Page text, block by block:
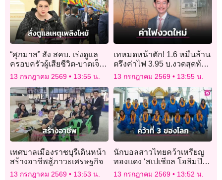
“ศุภมาส” สั่ง สคบ. เร่งดูแล
ครอบครัวผู้เสียชีวิต-บาดเจ็บ
เหตุไฟไหม้โรงเบียร์​ ณ
ลาดพร้าว
13 กรกฎาคม 2569 13:55 น.
เทหมดหน้าตัก! 1.6 หมื่นล้าน
ตรึงค่าไฟ 3.95 บ.งวดสุดท้าย
ลุ้น 15 ก.ค. ออกมาตรการ
13 กรกฎาคม 2569 13:55 น.
เทศบาลเมืองราชบุรีเดินหน้า
สร้างอาชีพสู้ภาวะเศรษฐกิจ
13 กรกฎาคม 2569 13:53 น.
นักบอลสาวไทยคว้าเหรียญ
ทองแดง ‘สเปเชียล โอลิมปิกส์
เวิลด์คัพ’
13 กรกฎาคม 2569 13:52 น.